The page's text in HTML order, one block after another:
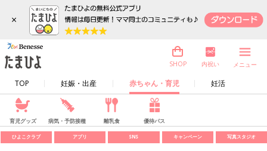
×
TOP 妊娠・出産 赤ちゃん・育児 妊活
SHOP 内祝い メニュー
育児グッズ 病気・予防接種 離乳食 優待パス
ひよこクラブ アプリ SNS キャンペーン 写真スタジオ